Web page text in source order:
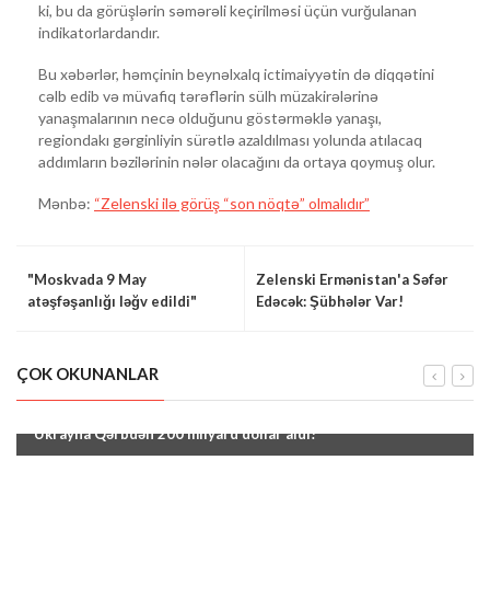
ki, bu da görüşlərin səmərəli keçirilməsi üçün vurğulanan
indikatorlardandır.
Bu xəbərlər, həmçinin beynəlxalq ictimaiyyətin də diqqətini
cəlb edib və müvafiq tərəflərin sülh müzakirələrinə
yanaşmalarının necə olduğunu göstərməklə yanaşı,
regiondakı gərginliyin sürətlə azaldılması yolunda atılacaq
addımların bəzilərinin nələr olacağını da ortaya qoymuş olur.
Mənbə: “Zelenski ilə görüş “son nöqtə” olmalıdır”
"Moskvada 9 May
atəşfəşanlığı ləğv edildi"
Zelenski Ermənistan'a Səfər
Edəcək: Şübhələr Var!
ÇOK OKUNANLAR
"Ukrayna Qərbdən 200 milyard dollar aldı!"